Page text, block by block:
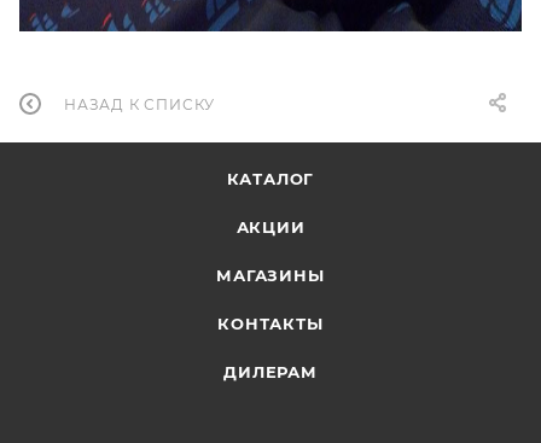
НАЗАД К СПИСКУ
КАТАЛОГ
АКЦИИ
МАГАЗИНЫ
КОНТАКТЫ
ДИЛЕРАМ